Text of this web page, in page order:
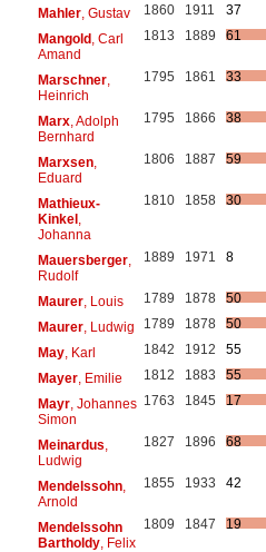
Mahler, Gustav 1860 1911
37
Mangold, Carl
Amand
1813 1889 61
Marschner,
Heinrich
1795 1861 33
Marx, Adolph
Bernhard
1795 1866 38
Marxsen,
Eduard
1806 1887 59
Mathieux-
Kinkel,
Johanna
1810 1858 30
Mauersberger,
Rudolf
1889 1971 8
Maurer, Louis 1789 1878
50
Maurer, Ludwig 1789 1878
50
May, Karl 1842 1912
55
Mayer, Emilie 1812 1883
55
Mayr, Johannes
Simon
1763 1845 17
Meinardus
Ludwig
1827 1896 68
Mendelssohn,
Arnold
1855 1933 42
Mendelssohn
Bartholdy, Felix
1809 1847 19